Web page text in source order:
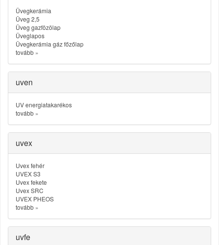
Üvegkerámia
Üveg 2,5
Üveg gazfözölap
Üveglapos
Üvegkerámia gáz főzőlap
tovább »
uven
UV energiatakarékos
tovább »
uvex
Uvex fehér
UVEX S3
Uvex fekete
Uvex SRC
UVEX PHEOS
tovább »
uvfe